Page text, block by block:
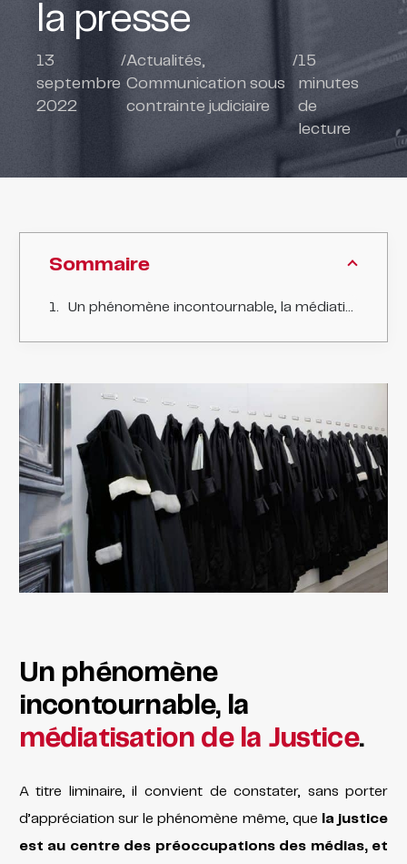
la presse
13
septembre
2022
/Actualités,
Communication sous
contrainte judiciaire
/15
minutes
de
lecture
Sommaire
Un phénomène incontournable, la médiatisation de la Justice.
Un phénomène
incontournable, la
médiatisation de la Justice.
A titre liminaire, il convient de constater, sans porter
d’appréciation sur le phénomène même, que
la justice
est au centre des préoccupations des médias, et